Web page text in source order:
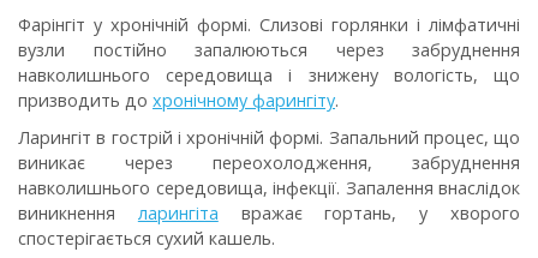
Фарінгіт у хронічній формі. Слизові горлянки і лімфатичні
вузли постійно запалюються через забруднення
навколишнього середовища і знижену вологість, що
призводить до хронічному фарингіту.
Ларингіт в гострій і хронічній формі. Запальний процес, що
виникає через переохолодження, забруднення
навколишнього середовища, інфекції. Запалення внаслідок
виникнення ларингіта вражає гортань, у хворого
спостерігається сухий кашель.